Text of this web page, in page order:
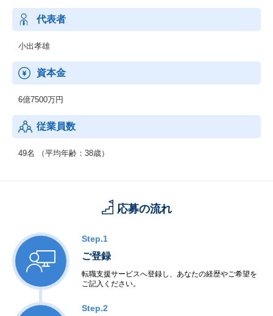
ミドル・シニア人材の経験とスキルを企業の成長に接続し、人手
不足やDX推進といった経営課題の解決を支援しています。
2025年にはシリーズAで5.6億円を調達し、累計調達額は6.7億円。
黒字継続かつ前年比200％成長の中、事業拡大を進めています。
代表者
小出孝雄
資本金
6億7500万円
従業員数
49名 （平均年齢：38歳）
応募の流れ
Step.1
ご登録
転職支援サービスへ登録し、あなたの経歴やご希望を
ご記入ください。
Step.2